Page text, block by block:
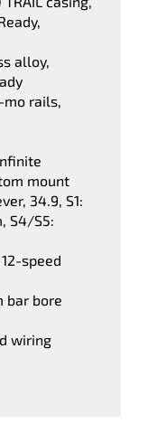
alloy,
mo rails,
mount
34.9, S1:
S4/S5:
speed
bar bore
wiring